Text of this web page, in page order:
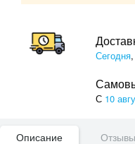
Сегодня,
С 10
Описание Отзывы